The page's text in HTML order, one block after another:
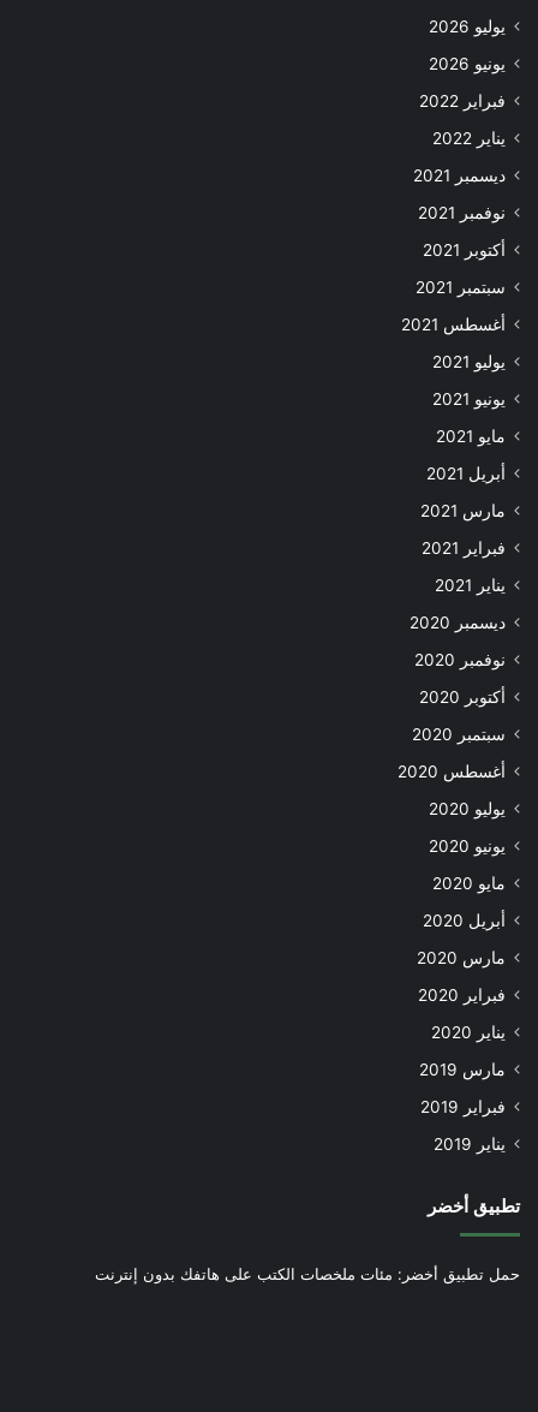
يوليو 2026
يونيو 2026
فبراير 2022
يناير 2022
ديسمبر 2021
نوفمبر 2021
أكتوبر 2021
سبتمبر 2021
أغسطس 2021
يوليو 2021
يونيو 2021
مايو 2021
أبريل 2021
مارس 2021
فبراير 2021
يناير 2021
ديسمبر 2020
نوفمبر 2020
أكتوبر 2020
سبتمبر 2020
أغسطس 2020
يوليو 2020
يونيو 2020
مايو 2020
أبريل 2020
مارس 2020
فبراير 2020
يناير 2020
مارس 2019
فبراير 2019
يناير 2019
تطبيق أخضر
حمل تطبيق أخضر: مئات ملخصات الكتب على هاتفك بدون إنترنت